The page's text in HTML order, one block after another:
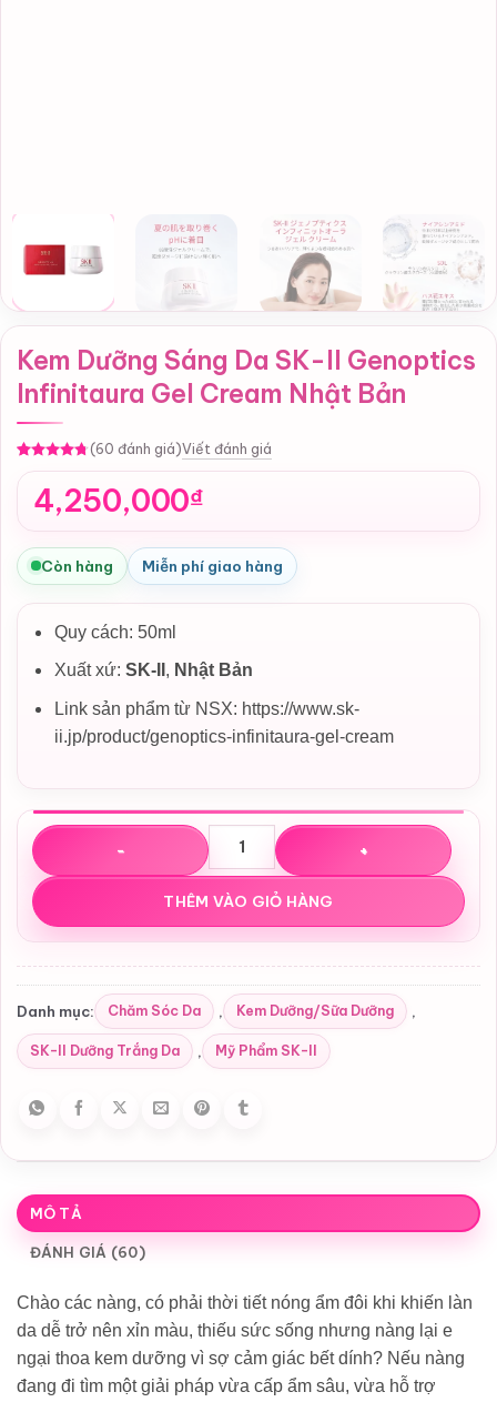
Kem Dưỡng Sáng Da SK-II Genoptics
Infinitaura Gel Cream Nhật Bản
4.72trên
5 dựa trên
60
đánh giá
(60 đánh giá)Viết đánh giá
4,250,000₫
Còn hàng Miễn phí giao hàng
Quy cách: 50ml
Xuất xứ: SK-II , Nhật Bản
Link sản phẩm từ NSX: https://www.sk-
ii.jp/product/genoptics-infinitaura-gel-cream
Kem Dưỡng Sáng Da SK-II Genoptics Infinitaura Gel
THÊM VÀO GIỎ HÀNG
Danh mục: Chăm Sóc Da , Kem Dưỡng/Sữa Dưỡng ,
SK-II Dưỡng Trắng Da , Mỹ Phẩm SK-II
MÔ TẢ
ĐÁNH GIÁ (60)
Chào các nàng, có phải thời tiết nóng ẩm đôi khi khiến làn
da dễ trở nên xỉn màu, thiếu sức sống nhưng nàng lại e
ngại thoa kem dưỡng vì sợ cảm giác bết dính? Nếu nàng
đang đi tìm một giải pháp vừa cấp ẩm sâu, vừa hỗ trợ